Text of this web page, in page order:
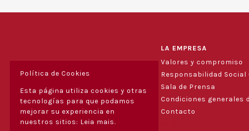
LA EMPRESA
Valores y compromiso
Responsabilidad
Sala de Prensa
Condiciones generales
Contacto
Política de Cookies
Esta página utiliza cookies y otras
tecnologías para que podamos
mejorar su experiencia en
nuestros sitios: Leia mais.